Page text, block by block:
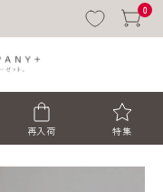
0
再入荷 特集